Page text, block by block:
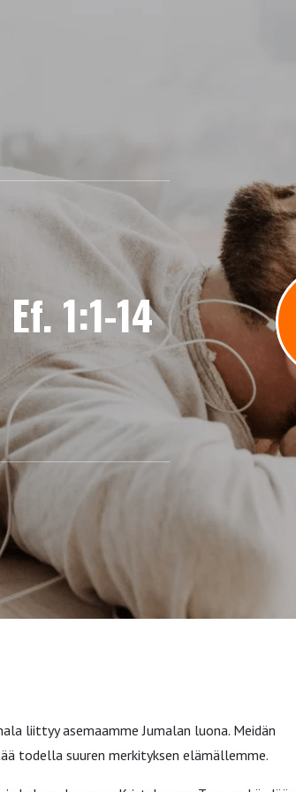
1:1-14
liittyy asemaamme Jumalan luona. Meidän
todella suuren merkityksen elämällemme.